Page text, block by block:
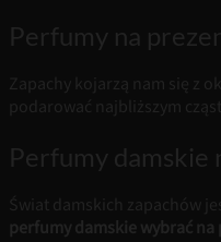
Perfumy na
Zapachy kojarzą nam się z
podarować najbliższym
Perfumy damskie
Świat damskich zapachów
perfumy damskie wybrać